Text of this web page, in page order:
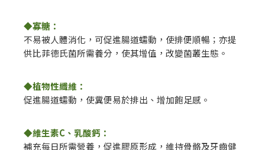
◆寡糖：
不易被人體消化，可促進腸道蠕動，使排便順暢；亦提
供比菲德氏菌所需養分，使其增值，改變菌叢生態。
◆植物性纖維：
促進腸道蠕動，使糞便易於排出、增加飽足感。
◆維生素C、乳酸鈣：
補充每日所需營養，促進膠原形成，維持骨骼及牙齒健